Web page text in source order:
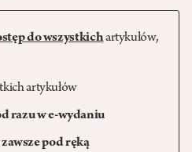
do wszystkichartykułów,
artykułów
razu w e-wydaniu
pod ręką